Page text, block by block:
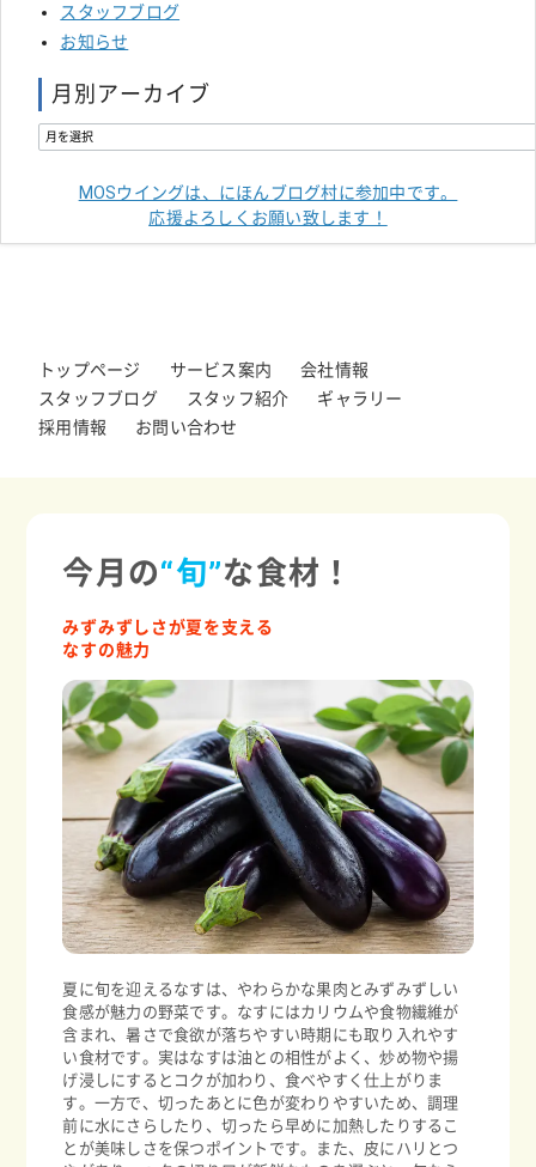
スタッフブログ
お知らせ
月別アーカイブ
MOSウイングは、にほんブログ村に参加中です。
応援よろしくお願い致します！
トップページ サービス案内
会社情報
スタッフブログ
スタッフ紹介
ギャラリー
採用情報
お問い合わせ
今月の“旬”な食材！
みずみずしさが夏を支える
なすの魅力
夏に旬を迎えるなすは、やわらかな果肉とみずみずしい
食感が魅力の野菜です。なすにはカリウムや食物繊維が
含まれ、暑さで食欲が落ちやすい時期にも取り入れやす
い食材です。実はなすは油との相性がよく、炒め物や揚
げ浸しにするとコクが加わり、食べやすく仕上がりま
す。一方で、切ったあとに色が変わりやすいため、調理
前に水にさらしたり、切ったら早めに加熱したりするこ
とが美味しさを保つポイントです。また、皮にハリとつ